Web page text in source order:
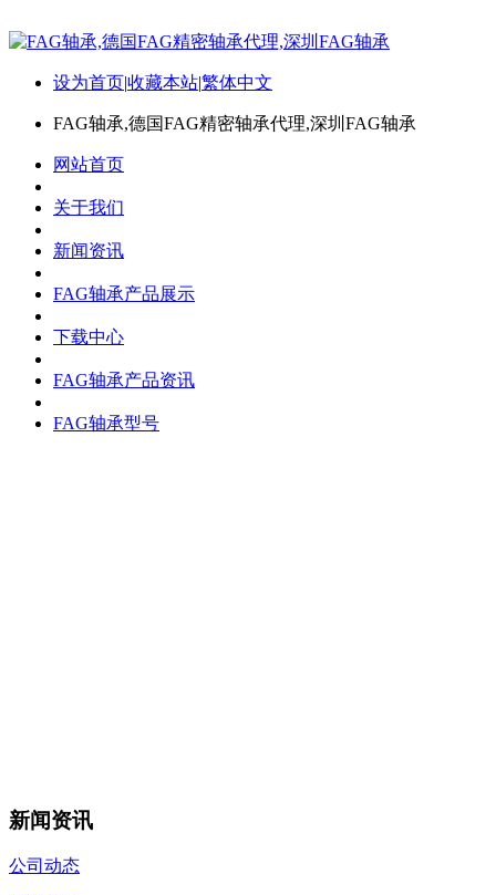
设为首页|收藏本站|繁体中文
FAG轴承,德国FAG精密轴承代理,深圳FAG轴承
网站首页
关于我们
新闻资讯
FAG轴承产品展示
下载中心
FAG轴承产品资讯
FAG轴承型号
新闻资讯
公司动态